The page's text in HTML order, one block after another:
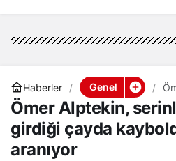
Haberler Genel
5
Ömer Alptekin,
girdiği çayda
aranıyor